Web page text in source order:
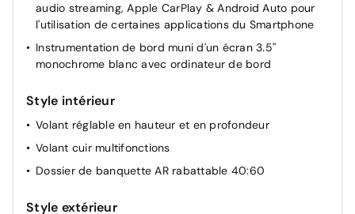
audio streaming, Apple CarPlay & Android Auto pour
l'utilisation de certaines applications du Smartphone
Instrumentation de bord muni d'un écran 3.5''
monochrome blanc avec ordinateur de bord
Style intérieur
Volant réglable en hauteur et en profondeur
Volant cuir multifonctions
Dossier de banquette AR rabattable 40:60
Style extérieur